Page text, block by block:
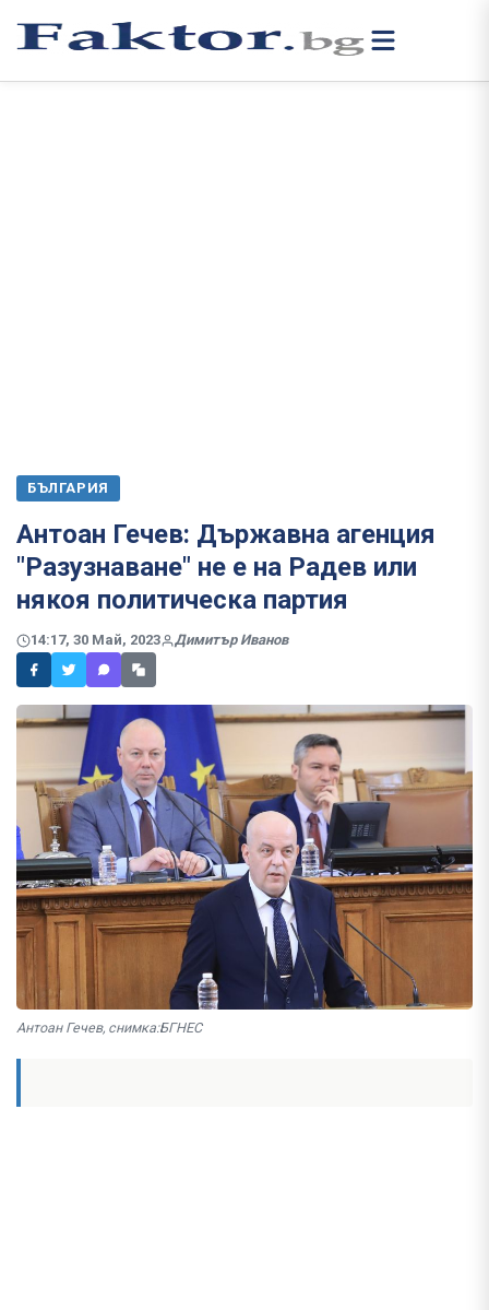
БЪЛГАРИЯ
Антоан Гечев: Държавна агенция
"Разузнаване" не е на Радев или
някоя политическа партия
14:17, 30 Май, 2023 Димитър Иванов
Антоан Гечев, снимка:БГНЕС